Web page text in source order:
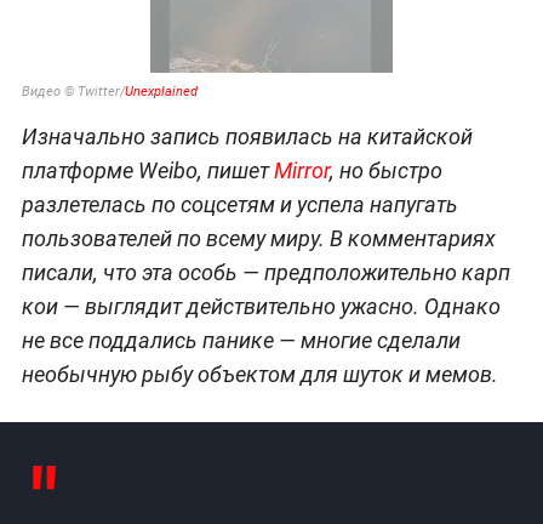
Видео © Twitter/Unexplained
Изначально запись появилась на китайской
платформе Weibo, пишетMirror, но быстро
разлетелась по соцсетям и успела напугать
пользователей по всему миру. В комментариях
писали, что эта особь — предположительно карп
кои — выглядит действительно ужасно. Однако
не все поддались панике — многие сделали
необычную рыбу объектом для шуток и мемов.